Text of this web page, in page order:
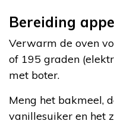
Bereiding
Verwarm de oven
of 195 graden
met boter.
Meng het bakmeel,
vanillesuiker en het